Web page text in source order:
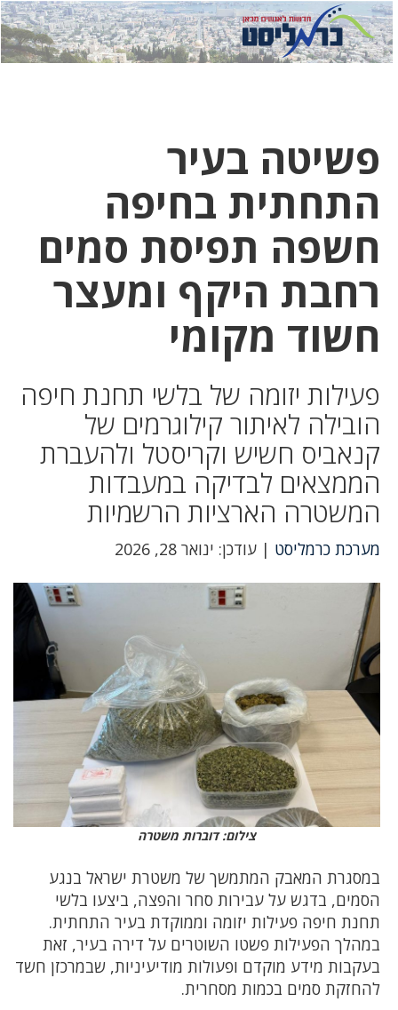
לחץ
כאן
לחץ
כדי
פשיטה בעיר
התחתית בחיפה
חשפה תפיסת סמים
רחבת היקף ומעצר
חשוד מקומי
פעילות יזומה של בלשי תחנת חיפה
הובילה לאיתור קילוגרמים של
קנאביס חשיש וקריסטל ולהעברת
הממצאים לבדיקה במעבדות
המשטרה הארציות הרשמיות
מערכת כרמליסט | עודכן: ינואר 28, 2026
צילום: דוברות משטרה
במסגרת המאבק המתמשך של משטרת ישראל בנגע
הסמים, בדגש על עבירות סחר והפצה, ביצעו בלשי
תחנת חיפה פעילות יזומה וממוקדת בעיר התחתית.
במהלך הפעילות פשטו השוטרים על דירה בעיר, זאת
בעקבות מידע מוקדם ופעולות מודיעיניות, שבמרכזן חשד
להחזקת סמים בכמות מסחרית.